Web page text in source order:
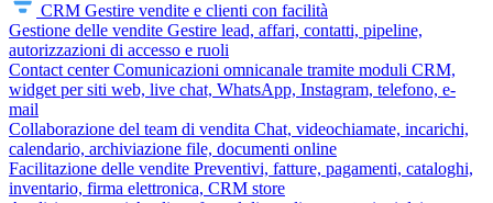
CRM Gestire vendite e clienti con facilità
Gestione delle vendite Gestire lead, affari, contatti, pipeline,
autorizzazioni di accesso e ruoli
Contact center Comunicazioni omnicanale tramite moduli CRM,
widget per siti web, live chat, WhatsApp, Instagram, telefono, e-
mail
Collaborazione del team di vendita Chat, videochiamate, incarichi,
calendario, archiviazione file, documenti online
Facilitazione delle vendite Preventivi, fatture, pagamenti, cataloghi,
inventario, firma elettronica, CRM store